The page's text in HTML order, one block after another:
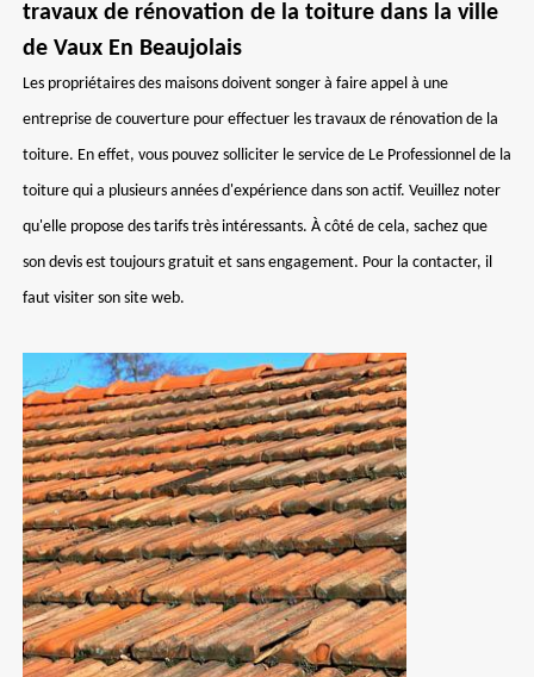
travaux de rénovation de la toiture dans la ville
de Vaux En Beaujolais
Les propriétaires des maisons doivent songer à faire appel à une
entreprise de couverture pour effectuer les travaux de rénovation de la
toiture. En effet, vous pouvez solliciter le service de Le Professionnel de la
toiture qui a plusieurs années d'expérience dans son actif. Veuillez noter
qu'elle propose des tarifs très intéressants. À côté de cela, sachez que
son devis est toujours gratuit et sans engagement. Pour la contacter, il
faut visiter son site web.